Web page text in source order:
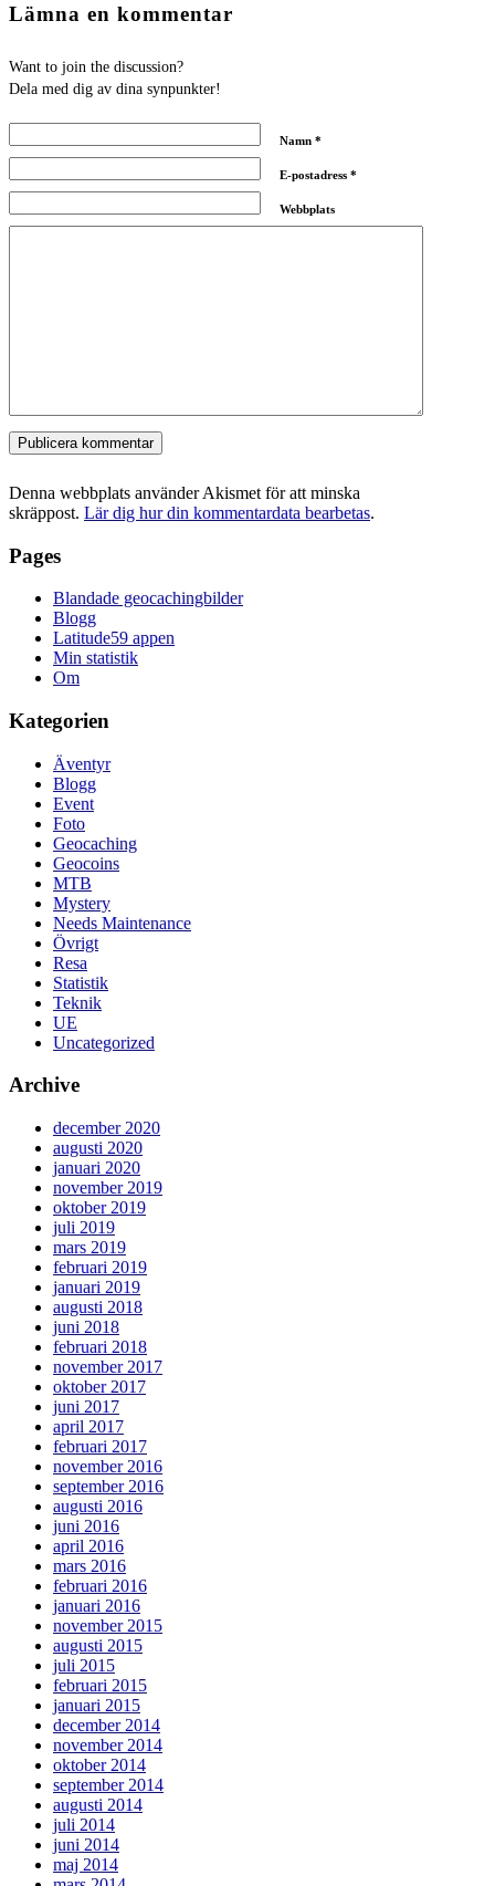
Lämna en kommentar
Want to join the discussion?
Dela med dig av dina synpunkter!
Namn *
E-postadress *
Webbplats
Denna webbplats använder Akismet för att minska
skräppost. Lär dig hur din kommentardata bearbetas.
Pages
Blandade geocachingbilder
Blogg
Latitude59 appen
Min statistik
Om
Kategorien
Äventyr
Blogg
Event
Foto
Geocaching
Geocoins
MTB
Mystery
Needs Maintenance
Övrigt
Resa
Statistik
Teknik
UE
Uncategorized
Archive
december 2020
augusti 2020
januari 2020
november 2019
oktober 2019
juli 2019
mars 2019
februari 2019
januari 2019
augusti 2018
juni 2018
februari 2018
november 2017
oktober 2017
juni 2017
april 2017
februari 2017
november 2016
september 2016
augusti 2016
juni 2016
april 2016
mars 2016
februari 2016
januari 2016
november 2015
augusti 2015
juli 2015
februari 2015
januari 2015
december 2014
november 2014
oktober 2014
september 2014
augusti 2014
juli 2014
juni 2014
maj 2014